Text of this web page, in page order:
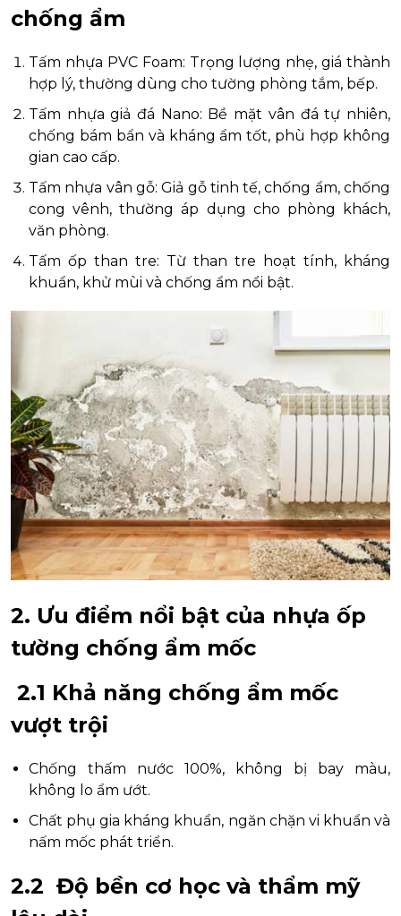
chống ẩm
Tấm nhựa PVC Foam: Trọng lượng nhẹ, giá thành
hợp lý, thường dùng cho tường phòng tắm, bếp.
Tấm nhựa giả đá Nano: Bề mặt vân đá tự nhiên,
chống bám bẩn và kháng ẩm tốt, phù hợp không
gian cao cấp.
Tấm nhựa vân gỗ: Giả gỗ tinh tế, chống ẩm, chống
cong vênh, thường áp dụng cho phòng khách,
văn phòng.
Tấm ốp than tre: Từ than tre hoạt tính, kháng
khuẩn, khử mùi và chống ẩm nổi bật.
2. Ưu điểm nổi bật của nhựa ốp
tường chống ẩm mốc
2.1 Khả năng chống ẩm mốc
vượt trội
Chống thấm nước 100%, không bị bay màu,
không lo ẩm ướt.
Chất phụ gia kháng khuẩn, ngăn chặn vi khuẩn và
nấm mốc phát triển.
2.2 Độ bền cơ học và thẩm mỹ